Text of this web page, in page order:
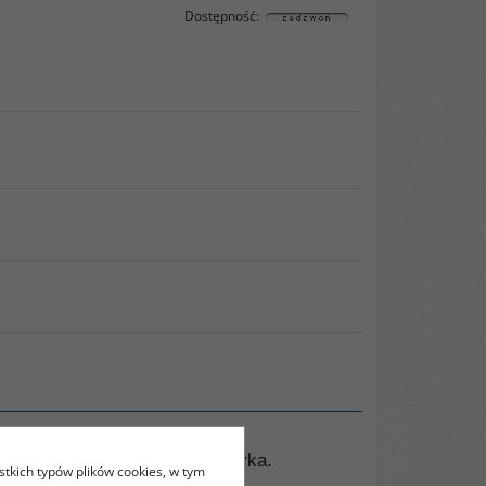
Dostępność:
ten kraj i globalna polityka.
typów plików cookies, w tym